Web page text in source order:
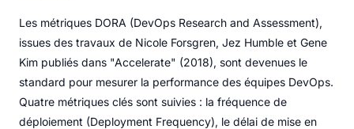
Les métriques DORA (DevOps Research and Assessment),
issues des travaux de Nicole Forsgren, Jez Humble et Gene
Kim publiés dans "Accelerate" (2018), sont devenues le
standard pour mesurer la performance des équipes DevOps.
Quatre métriques clés sont suivies : la fréquence de
déploiement (Deployment Frequency), le délai de mise en